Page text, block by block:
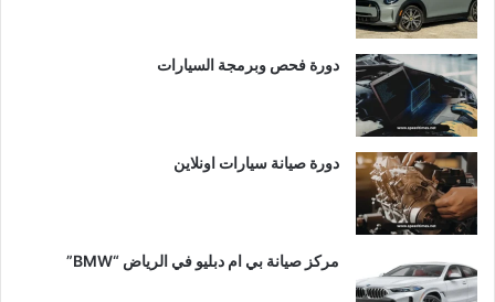
دورة فحص وبرمجة السيارات
دورة صيانة سيارات اونلاين
مركز صيانة بي ام دبليو في الرياض “BMW”